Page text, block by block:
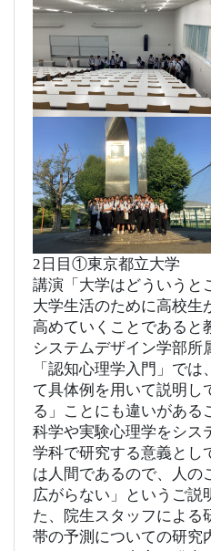
2日目①東京都立大学
講演「大学はどういうと
大学生活のために高校生
高めていくことであると
システムデザイン学部所
「認知心理学入門」で
て具体例を用いて説明し
る」ことにも違いがある
科学や実験心理学をシス
学科で研究する意義とし
は人間であるので、人の
広がらない」というご説
た、院生スタッフによる
帯の予測についての研究